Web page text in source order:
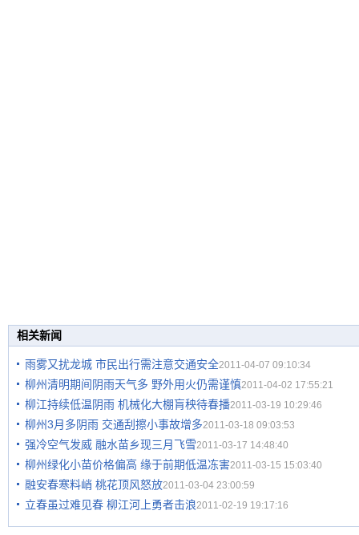
相关新闻
雨雾又扰龙城 市民出行需注意交通安全2011-04-07 09:10:34
柳州清明期间阴雨天气多 野外用火仍需谨慎2011-04-02 17:55:21
柳江持续低温阴雨 机械化大棚肓秧待春播2011-03-19 10:29:46
柳州3月多阴雨 交通刮擦小事故增多2011-03-18 09:03:53
强冷空气发威 融水苗乡现三月飞雪2011-03-17 14:48:40
柳州绿化小苗价格偏高 缘于前期低温冻害2011-03-15 15:03:40
融安春寒料峭 桃花顶风怒放2011-03-04 23:00:59
立春虽过难见春 柳江河上勇者击浪2011-02-19 19:17:16